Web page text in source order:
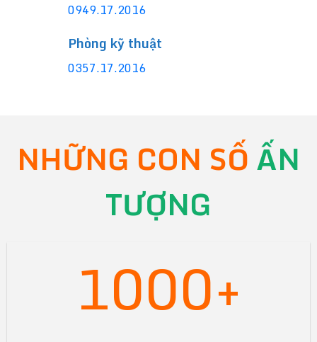
0949.17.2016
Phòng kỹ thuật
0357.17.2016
NHỮNG CON SỐ ẤN
TƯỢNG
1000+